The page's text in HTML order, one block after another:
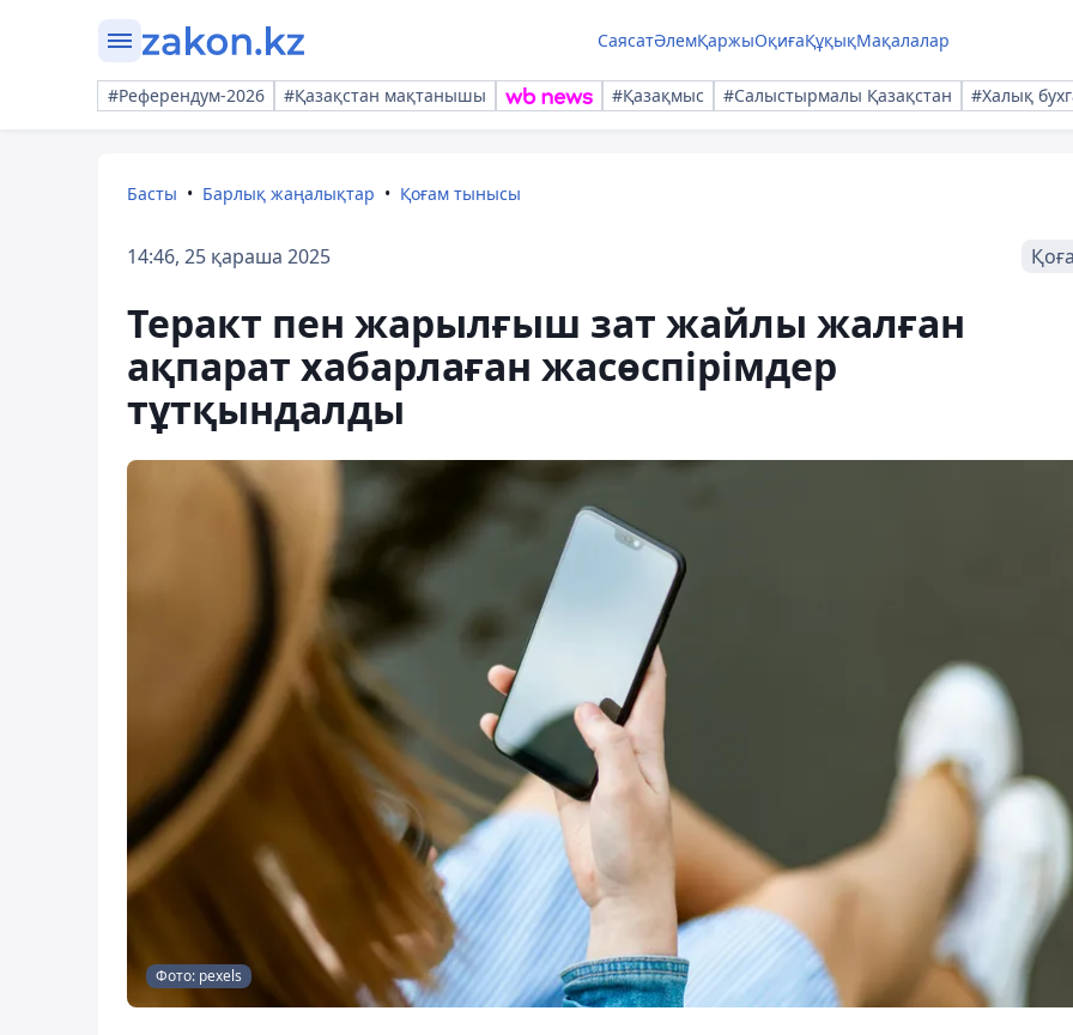
СаясатӘлемҚаржыОқиғаҚұқықМақалалар
#Референдум-2026 #Қазақстан мақтанышы #Қазақмыс #Салыстырмалы Қазақстан #Халық
Басты Барлық жаңалықтар Қоғам тынысы
14:46, 25 қараша 2025
Теракт пен жарылғыш зат жайлы жалған
ақпарат хабарлаған жасөспірімдер
тұтқындалды
Фото: pexels